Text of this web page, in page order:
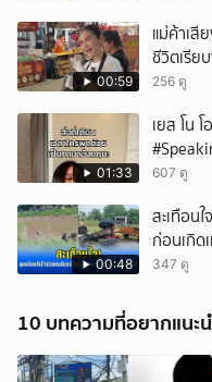
00:59
แม่ค้าเสี
ชีวิตเรีย
256 ดู
01:33
เยส โน
607 ดู
00:48
สะเทือน
ก่อนเกิด
347 ดู
10 บทความที่อยากแนะ